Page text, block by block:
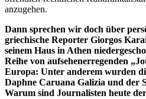
anzugehen.
Dann sprechen wir doch über
griechische Reporter Giorgos
seinem Haus in Athen
Reihe von aufsehenerregenden
Europa: Unter anderem wurden
Daphne Caruana Galizia und der
Warum sind Journalisten heute